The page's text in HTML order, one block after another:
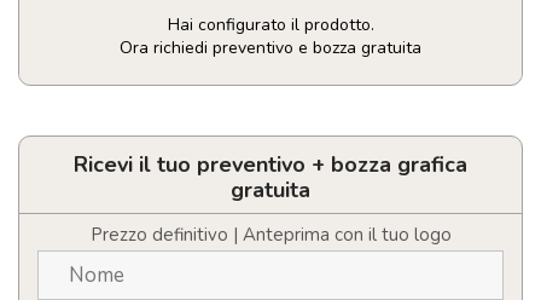
Hai configurato il prodotto.
Ora richiedi preventivo e bozza gratuita
Tempera
quantità
Ricevi il tuo preventivo + bozza grafica
gratuita
Prezzo definitivo | Anteprima con il tuo logo